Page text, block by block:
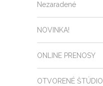
Nezaradené
NOVINKA!
ONLINE PRENOSY
OTVORENÉ ŠTÚDIO